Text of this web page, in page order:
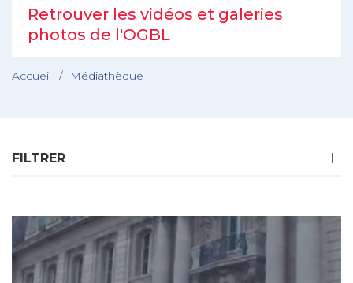
Retrouver les vidéos et galeries
photos de l'OGBL
Accueil / Médiathèque
FILTRER